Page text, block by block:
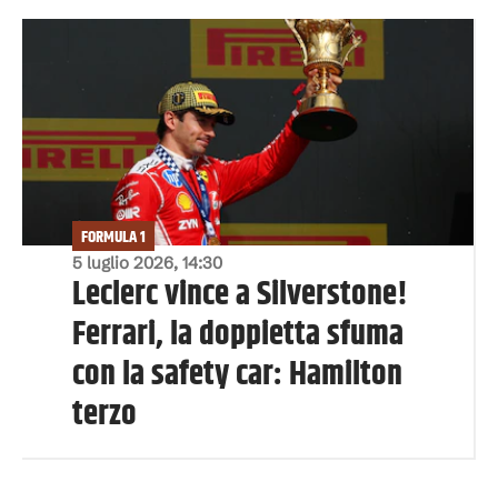
5 luglio 2026, 14:30
FORMULA 1
Leclerc vince a Silverstone!
Ferrari, la doppietta sfuma
con la safety car: Hamilton
terzo